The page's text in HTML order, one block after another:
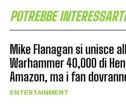
POTREBBE INTERESSARTI
Mike Flanagan si unisce
Warhammer 40,000 di
Amazon, ma i fan
ENTERTAINMENT